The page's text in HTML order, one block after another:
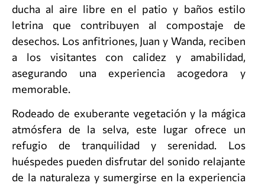
ducha al aire libre en el patio y baños estilo
letrina que contribuyen al compostaje de
desechos. Los anfitriones, Juan y Wanda, reciben
a los visitantes con calidez y amabilidad,
asegurando una experiencia acogedora y
memorable.
Rodeado de exuberante vegetación y la mágica
atmósfera de la selva, este lugar ofrece un
refugio de tranquilidad y serenidad. Los
huéspedes pueden disfrutar del sonido relajante
de la naturaleza y sumergirse en la experiencia